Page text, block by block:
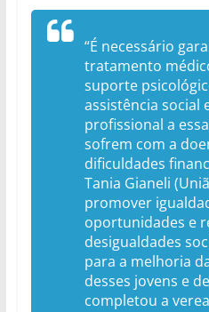
“É necessário
tratamento
suporte
assistência social
profissional a
sofrem com a
dificuldades
Tania Gianeli
promover
oportunidades e
desigualdades
para a melhoria
desses jovens e
completou a